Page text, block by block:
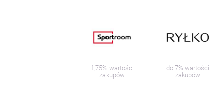
1,75% wartości
zakupów
do 7% wartości
zakupów